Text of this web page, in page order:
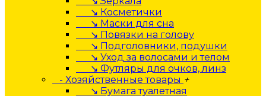
↘ Косметички
↘ Маски для сна
↘ Повязки на голову
↘ Подголовники, подушки
↘ Уход за волосами и телом
↘ Футляры для очков, линз
- Хозяйственные товары +
↘ Бумага туалетная